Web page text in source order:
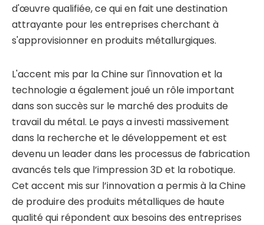
d'œuvre qualifiée, ce qui en fait une destination
attrayante pour les entreprises cherchant à
s'approvisionner en produits métallurgiques.
L'accent mis par la Chine sur l'innovation et la
technologie a également joué un rôle important
dans son succès sur le marché des produits de
travail du métal. Le pays a investi massivement
dans la recherche et le développement et est
devenu un leader dans les processus de fabrication
avancés tels que l’impression 3D et la robotique.
Cet accent mis sur l’innovation a permis à la Chine
de produire des produits métalliques de haute
qualité qui répondent aux besoins des entreprises